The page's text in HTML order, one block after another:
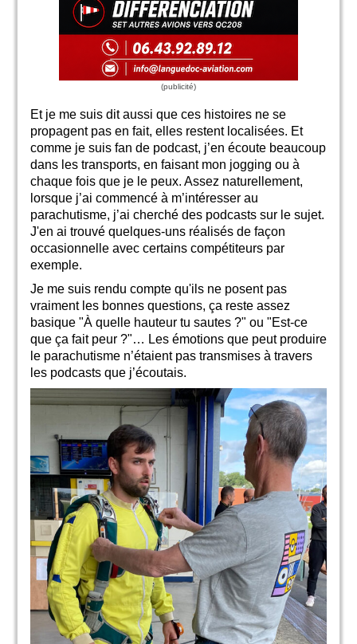
Et je me suis dit aussi que ces histoires ne se
propagent pas en fait, elles restent localisées. Et
comme je suis fan de podcast, j’en écoute beaucoup
dans les transports, en faisant mon jogging ou à
chaque fois que je le peux. Assez naturellement,
lorsque j’ai commencé à m’intéresser au
parachutisme, j’ai cherché des podcasts sur le sujet.
J'en ai trouvé quelques-uns réalisés de façon
occasionnelle avec certains compétiteurs par
exemple.
Je me suis rendu compte qu'ils ne posent pas
vraiment les bonnes questions, ça reste assez
basique "À quelle hauteur tu sautes ?" ou "Est-ce
que ça fait peur ?"… Les émotions que peut produire
le parachutisme n’étaient pas transmises à travers
les podcasts que j’écoutais.